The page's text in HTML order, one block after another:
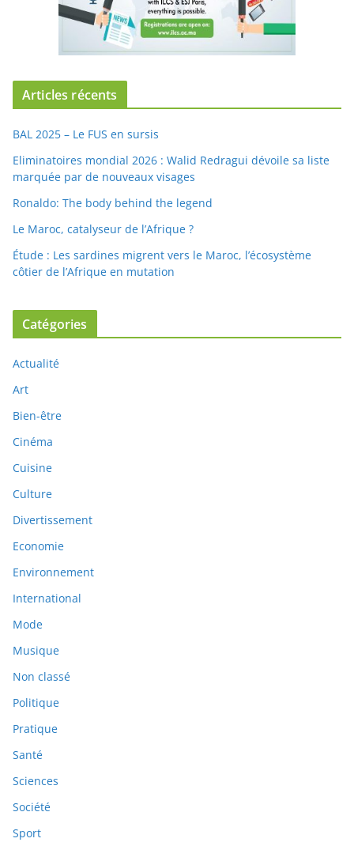
Articles récents
BAL 2025 – Le FUS en sursis
Eliminatoires mondial 2026 : Walid Redragui dévoile sa liste
marquée par de nouveaux visages
Ronaldo: The body behind the legend
Le Maroc, catalyseur de l’Afrique ?
Étude : Les sardines migrent vers le Maroc, l’écosystème
côtier de l’Afrique en mutation
Catégories
Actualité
Art
Bien-être
Cinéma
Cuisine
Culture
Divertissement
Economie
Environnement
International
Mode
Musique
Non classé
Politique
Pratique
Santé
Sciences
Société
Sport